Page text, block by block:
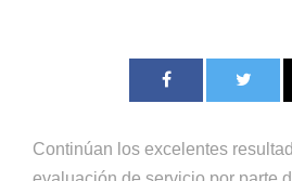
Continúan los excelentes